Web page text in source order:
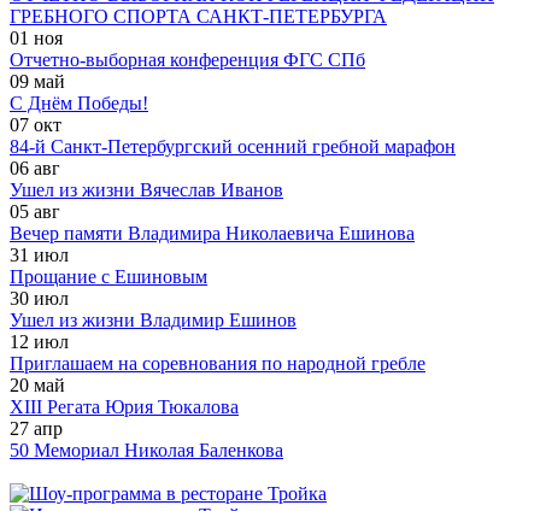
ГРЕБНОГО СПОРТА САНКТ-ПЕТЕРБУРГА
01 ноя
Отчетно-выборная конференция ФГС СПб
09 май
С Днём Победы!
07 окт
84-й Санкт-Петербургский осенний гребной марафон
06 авг
Ушел из жизни Вячеслав Иванов
05 авг
Вечер памяти Владимира Николаевича Ешинова
31 июл
Прощание с Ешиновым
30 июл
Ушел из жизни Владимир Ешинов
12 июл
Приглашаем на соревнования по народной гребле
20 май
XIII Регата Юрия Тюкалова
27 апр
50 Мемориал Николая Баленкова